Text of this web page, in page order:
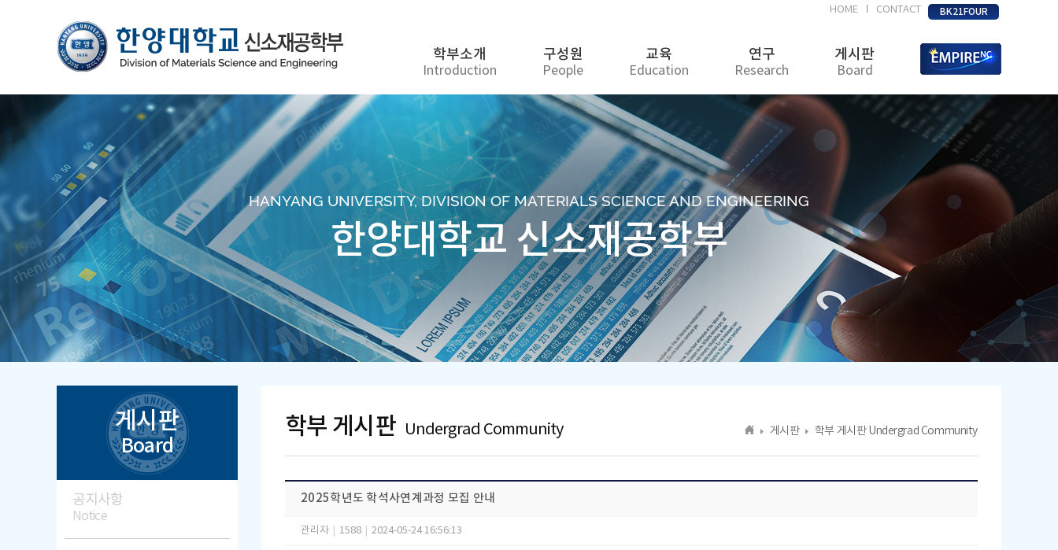
HOME CONTACT BK21FOUR
학부소개
Introduction
구성원
People
교육
Education
연구
Research
게시판
Board
HANYANG UNIVERSITY, DIVISION OF MATERIALS SCIENCE AND ENGINEERING
한양대학교 신소재공학부
게시판
Board
공지사항
Notice
학부 게시판 Undergrad Community 게시판 학부 게시판 Undergrad Community
2025학년도 학석사연계과정 모집 안내
관리자 1588 2024-05-24 16:56:13